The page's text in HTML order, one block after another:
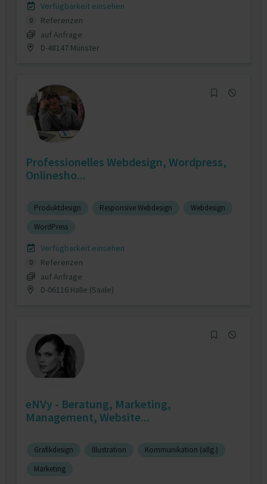
Verfügbarkeit einsehen
0
Referenzen
auf Anfrage
D-48147 Münster
Professionelles Webdesign, Wordpress,
Onlinesho...
Produktdesign Responsive Webdesign
Webdesign
WordPress
Verfügbarkeit einsehen
0
Referenzen
auf Anfrage
D-06116 Halle (Saale)
eNVy - Beratung, Marketing,
Management, Website...
Grafikdesign Illustration
Kommunikation (allg.)
Marketing